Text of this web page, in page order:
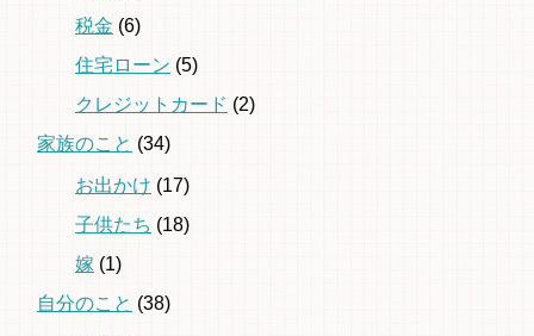
税金 (6)
住宅ローン (5)
クレジットカード (2)
家族のこと (34)
お出かけ (17)
子供たち (18)
嫁 (1)
自分のこと (38)